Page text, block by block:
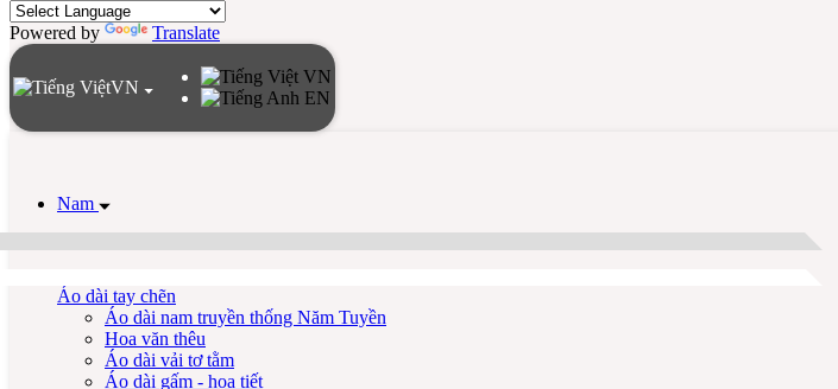
Powered by Translate
VN
VN
EN
Nam
Áo dài tay chẽn
Áo dài nam truyền thống Năm Tuyền
Hoa văn thêu
Áo dài vải tơ tằm
Áo dài gấm - họa tiết